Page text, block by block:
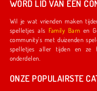
WORD LID VAN EEN
Wil je wat vrienden maken
spelletjes als
Family Barn en
community's met duizenden
spelletjes aller tijden en ze hebben een heleboel te
onderdelen.
ONZE POPULAIRSTE